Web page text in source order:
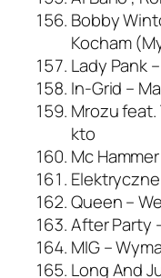
Bobby
Kocham
Lady Pank
In-Grid –
Mrozu feat.
kto
Mc
Queen –
After Party
MIG –
Long And